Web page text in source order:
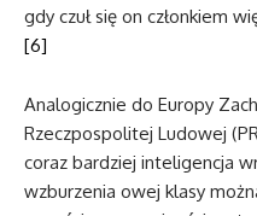
gdy czuł się on członkiem
[6]
Analogicznie do Europy
Rzeczpospolitej Ludowej
coraz bardziej inteligencja
wzburzenia owej klasy